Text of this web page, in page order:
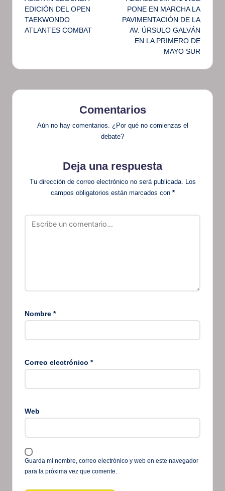
de
entradas
EDICIÓN DEL OPEN
TAEKWONDO
ATLANTES COMBAT
PONE EN MARCHA LA
PAVIMENTACIÓN DE LA
AV. ÚRSULO GALVÁN
EN LA PRIMERO DE
MAYO SUR
Comentarios
Aún no hay comentarios. ¿Por qué no comienzas el
debate?
Deja una respuesta
Tu dirección de correo electrónico no será publicada. Los
campos obligatorios están marcados con *
Nombre *
Correo electrónico *
Web
Guarda mi nombre, correo electrónico y web en este navegador
para la próxima vez que comente.